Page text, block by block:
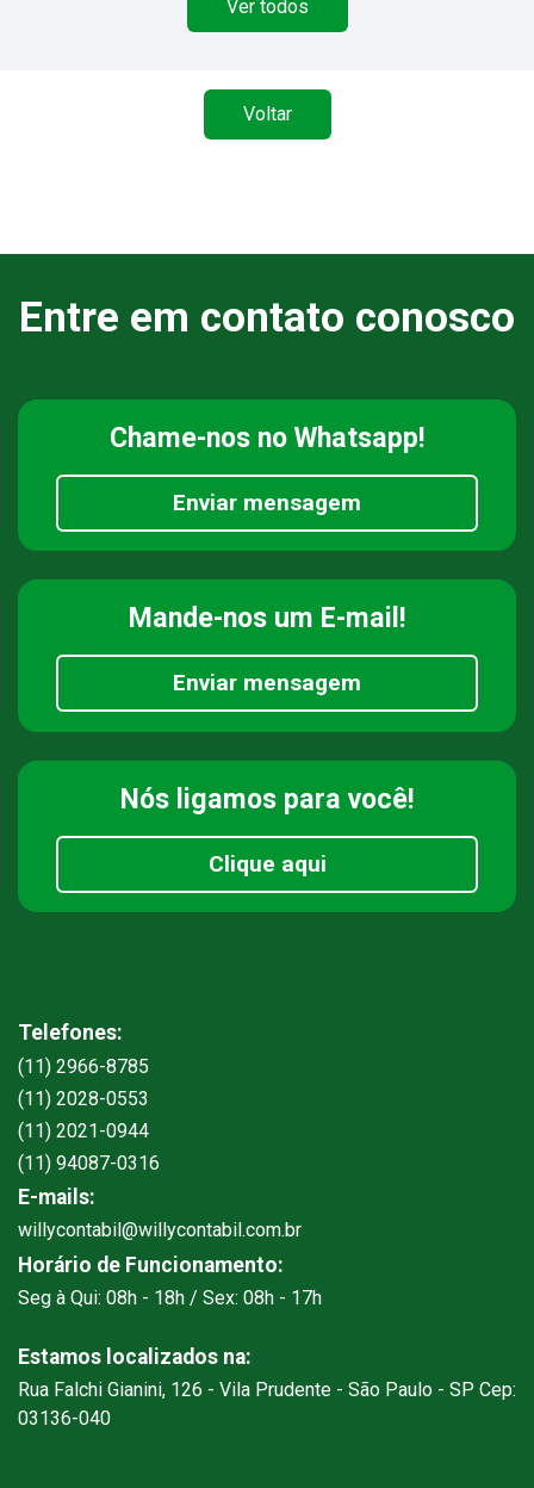
Ver todos
Voltar
Entre em contato conosco
Chame-nos no Whatsapp!
Enviar mensagem
Mande-nos um E-mail!
Enviar mensagem
Nós ligamos para você!
Clique aqui
Telefones:
(11) 2966-8785
(11) 2028-0553
(11) 2021-0944
(11) 94087-0316
E-mails:
willycontabil@willycontabil.com.br
Horário de Funcionamento:
Seg à Qui: 08h - 18h / Sex: 08h - 17h
Estamos localizados na:
Rua Falchi Gianini, 126 - Vila Prudente - São Paulo - SP Cep:
03136-040